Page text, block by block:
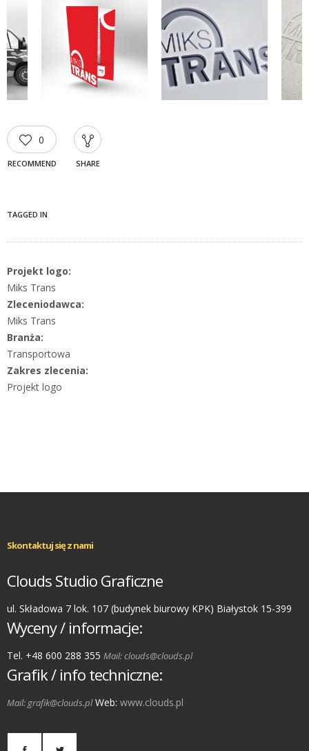
0
RECOMMEND SHARE
TAGGED IN
Projekt logo:
Miks Trans
Zleceniodawca:
Miks Trans
Branża:
Transportowa
Zakres zlecenia:
Projekt logo
Skontaktuj się z nami
Clouds Studio Graficzne
ul. Składowa 7 lok. 107 (budynek biurowy KPK) Białystok 15-399
Wyceny / informacje:
Tel. +48 600 288 355 Mail: clouds@clouds.pl
Grafik / info techniczne:
Mail: grafik@clouds.plWeb: www.clouds.pl